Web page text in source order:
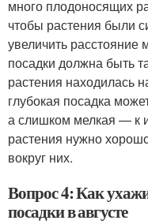
много плодоносящих
чтобы растения были
увеличить
посадки должна быть
растения находилась
глубокая посадка
а слишком мелкая — к
растения нужно
вокруг них.
Вопрос 4: Как
посадки в августе